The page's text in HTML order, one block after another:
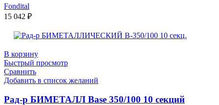
Fondital
15 042 ₽
В корзину
Быстрый просмотр
Сравнить
Добавить в список желаний
Рад-р БИМЕТАЛЛ Base 350/100 10 секций